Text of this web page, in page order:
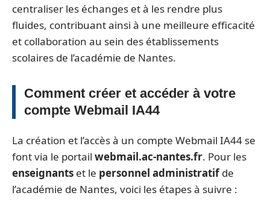
centraliser les échanges et à les rendre plus
fluides, contribuant ainsi à une meilleure efficacité
et collaboration au sein des établissements
scolaires de l’académie de Nantes.
Comment créer et accéder à votre
compte Webmail IA44
La création et l’accès à un compte Webmail IA44 se
font via le portail webmail.ac-nantes.fr. Pour les
enseignants et le personnel administratifde
l’académie de Nantes, voici les étapes à suivre :